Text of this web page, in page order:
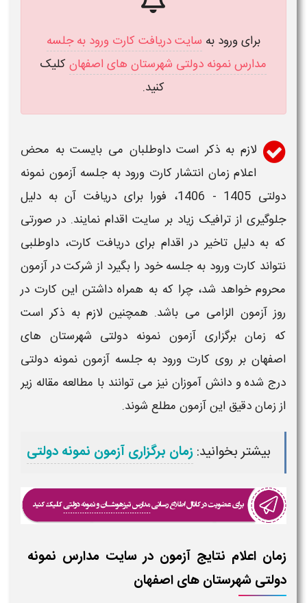
برای ورود به سایت دریافت کارت ورود به جلسه
مدارس نمونه دولتی شهرستان های اصفهان کلیک
کنید.
لازم به ذکر است داوطلبان می بایست به محض
اعلام زمان انتشار کارت ورود به جلسه آزمون نمونه
دولتی 1405 - 1406،
فورا برای دریافت آن به دلیل
جلوگیری از ترافیک زیاد بر سایت اقدام نمایند. در صورتی
که به دلیل تاخیر در اقدام برای دریافت کارت، داوطلبی
نتواند کارت ورود به جلسه خود را بگیرد از شرکت در آزمون
محروم خواهد شد، چرا که به همراه داشتن این کارت در
روز آزمون الزامی می باشد. همچنین لازم به ذکر است
که زمان برگزاری آزمون نمونه دولتی شهرستان های
اصفهان بر روی کارت ورود به جلسه آزمون نمونه دولتی
درج شده و دانش آموزان نیز می توانند با مطالعه مقاله زیر
از زمان دقیق این آزمون مطلع شوند.
بیشتر بخوانید:زمان برگزاری آزمون نمونه دولتی
زمان اعلام نتایج آزمون در سایت مدارس نمونه
دولتی شهرستان های اصفهان